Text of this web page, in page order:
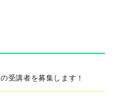
受講者を募集します！